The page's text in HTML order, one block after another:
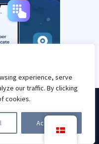
experience, serve
our traffic. By clicking
cookies.
Accept All
vores